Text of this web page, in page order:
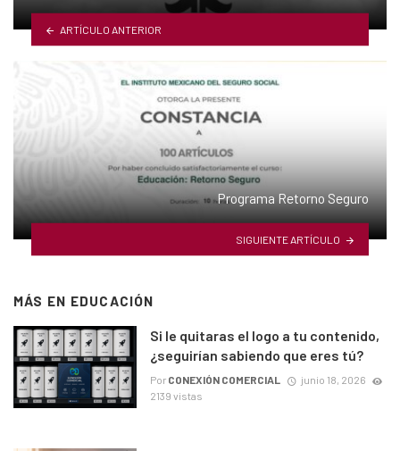
ARTÍCULO ANTERIOR
Programa Retorno Seguro
SIGUIENTE ARTÍCULO
MÁS EN EDUCACIÓN
Si le quitaras el logo a tu contenido,
¿seguirían sabiendo que eres tú?
Por CONEXIÓN COMERCIAL
junio 18, 2026
2139 vistas